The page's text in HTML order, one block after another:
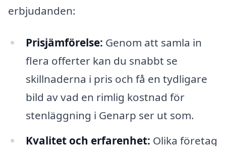
erbjudanden:
Prisjämförelse: Genom att samla in
flera offerter kan du snabbt se
skillnaderna i pris och få en tydligare
bild av vad en rimlig kostnad för
stenläggning i Genarp ser ut som.
Kvalitet och erfarenhet: Olika företag